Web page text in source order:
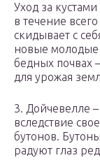
Уход за
в течение
скидывает с
новые молодые
бедных почвах
для урожая
3. Дойчевелле
вследствие
бутонов.
радуют глаз